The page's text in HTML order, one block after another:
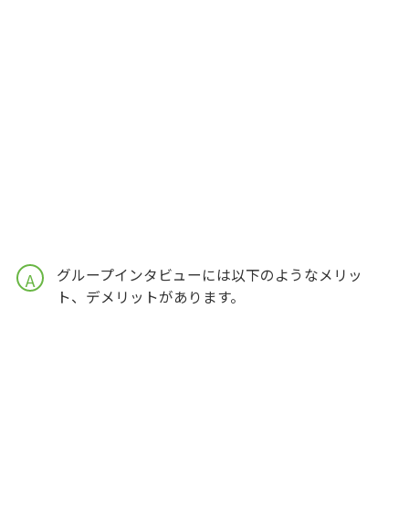
A
グループインタビューには以下のようなメリッ
ト、デメリットがあります。